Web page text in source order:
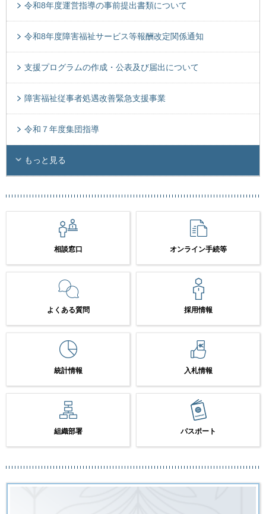
令和8年度運営指導の事前提出書類について
令和8年度障害福祉サービス等報酬改定関係通知
支援プログラムの作成・公表及び届出について
障害福祉従事者処遇改善緊急支援事業
令和７年度集団指導
もっと見る
相談窓口 オンライン手続等
よくある質問 採用情報
統計情報 入札情報
組織部署 パスポート